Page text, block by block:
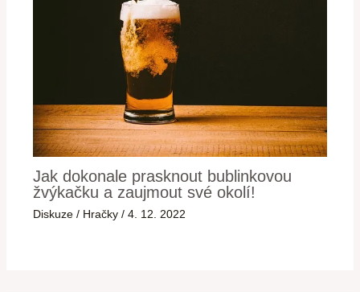
Jak dokonale prasknout bublinkovou
žvýkačku a zaujmout své okolí!
Diskuze / Hračky /4. 12. 2022